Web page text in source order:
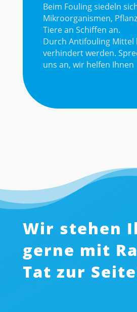
Beim Fouling siedeln
Mikroorganismen,
Tiere an Schiffen an.
Durch Antifouling Mittel
verhindert werden.
uns an, wir helfen Ihnen
Wir stehen
gerne mit
Tat zur